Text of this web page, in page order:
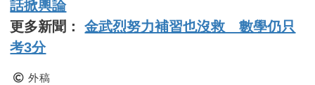
話掀輿論
更多新聞：金武烈努力補習也沒救 數學仍只
考3分
外稿